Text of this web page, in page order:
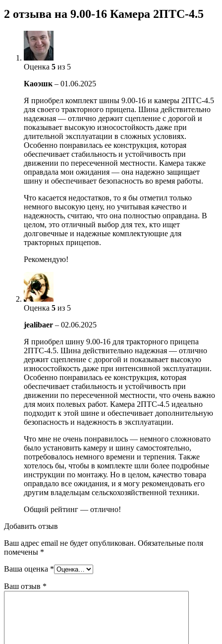
2 отзыва на 9.00-16 Камера 2ПТС-4.5
Оценка 5 из 5
Каоэшк – 01.06.2025
Я приобрел комплект шины 9.00-16 и камеры 2ПТС-4.5
для своего тракторного прицепа. Шина действительно
надежная — отлично держит сцепление с дорогой и
показывает высокую износостойкость даже при
длительной эксплуатации в сложных условиях.
Особенно понравилась ее конструкция, которая
обеспечивает стабильность и устойчивость при
движении по пересеченной местности. Камера также
оправдала мои ожидания — она надежно защищает
шину и обеспечивает безопасность во время работы.
Что касается недостатков, то я бы отметил только
немного высокую цену, но учитывая качество и
надежность, считаю, что она полностью оправдана. В
целом, это отличный выбор для тех, кто ищет
долговечные и надежные комплектующие для
тракторных прицепов.
Рекомендую!
Оценка 5 из 5
jealibaer – 02.06.2025
Я приобрел шину 9.00-16 для тракторного прицепа
2ПТС-4.5. Шина действительно надежная — отлично
держит сцепление с дорогой и показывает высокую
износостойкость даже при интенсивной эксплуатации.
Особенно понравилась ее конструкция, которая
обеспечивает стабильность и устойчивость при
движении по пересеченной местности, что очень важно
для моих полевых работ. Камера 2ПТС-4.5 идеально
подходит к этой шине и обеспечивает дополнительную
безопасность и надежность в эксплуатации.
Что мне не очень понравилось — немного сложновато
было установить камеру и шину самостоятельно,
потребовалось немного времени и терпения. Также
хотелось бы, чтобы в комплекте шли более подробные
инструкции по монтажу. Но в целом, качество товара
оправдало все ожидания, и я могу рекомендовать его
другим владельцам сельскохозяйственной техники.
Общий рейтинг — отлично!
Добавить отзыв
Ваш адрес email не будет опубликован. Обязательные поля
помечены *
Ваша оценка *
Ваш отзыв *